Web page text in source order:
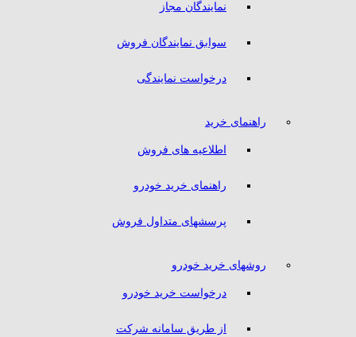
نمایندگان مجاز
سوابق نمایندگان فروش
درخواست نمایندگی
راهنمای خرید
اطلاعیه های فروش
راهنمای خرید خودرو
پرسشهای متداول فروش
روشهای خرید خودرو
درخواست خرید خودرو
از طریق سامانه شرکت